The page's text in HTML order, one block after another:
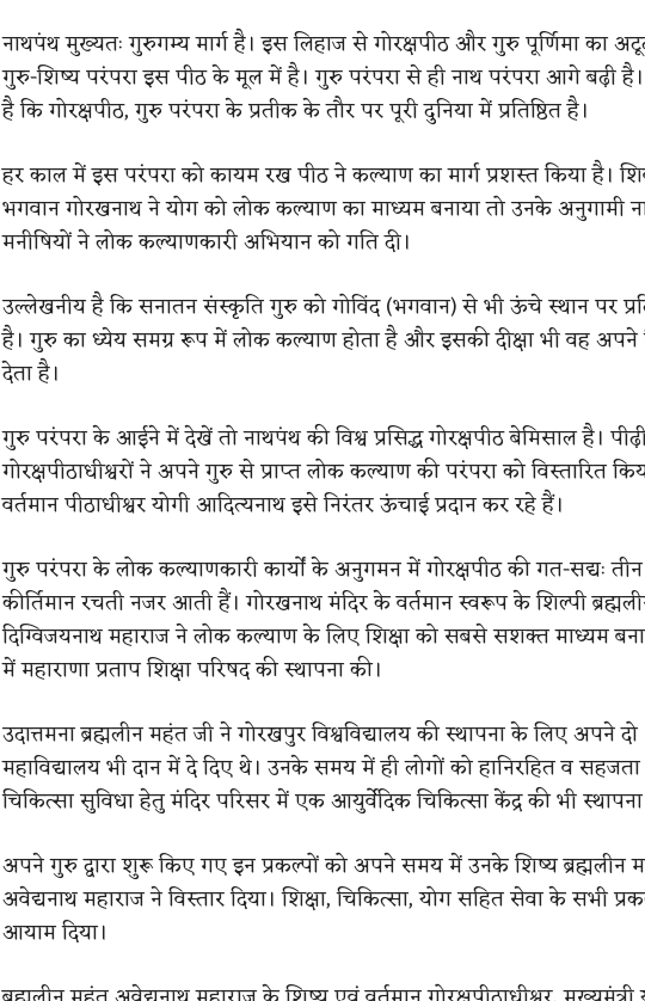
नाथपंथ मुख्यतः गुरुगम्य मार्ग है। इस लिहाज से गोरक्षपीठ और गुरु पूर्णिमा का
गुरु-शिष्य परंपरा इस पीठ के मूल में है। गुरु परंपरा से ही नाथ परंपरा आगे बढ़ी
है कि गोरक्षपीठ, गुरु परंपरा के प्रतीक के तौर पर पूरी दुनिया में प्रतिष्ठित है।
हर काल में इस परंपरा को कायम रख पीठ ने कल्याण का मार्ग प्रशस्त किया है।
भगवान गोरखनाथ ने योग को लोक कल्याण का माध्यम बनाया तो उनके अनुगामी
मनीषियों ने लोक कल्याणकारी अभियान को गति दी।
उल्लेखनीय है कि सनातन संस्कृति गुरु को गोविंद (भगवान) से भी ऊंचे स्थान पर
है। गुरु का ध्येय समग्र रूप में लोक कल्याण होता है और इसकी दीक्षा भी वह अपने
देता है।
गुरु परंपरा के आईने में देखें तो नाथपंथ की विश्व प्रसिद्ध गोरक्षपीठ बेमिसाल है।
गोरक्षपीठाधीश्वरों ने अपने गुरु से प्राप्त लोक कल्याण की परंपरा को विस्तारित
वर्तमान पीठाधीश्वर योगी आदित्यनाथ इसे निरंतर ऊंचाई प्रदान कर रहे हैं।
गुरु परंपरा के लोक कल्याणकारी कार्यों के अनुगमन में गोरक्षपीठ की गत-सद्यः तीन
कीर्तिमान रचती नजर आती हैं। गोरखनाथ मंदिर के वर्तमान स्वरूप के शिल्पी
दिग्विजयनाथ महाराज ने लोक कल्याण के लिए शिक्षा को सबसे सशक्त माध्यम
में महाराणा प्रताप शिक्षा परिषद की स्थापना की।
उदात्तमना ब्रह्मलीन महंत जी ने गोरखपुर विश्वविद्यालय की स्थापना के लिए अपने दो
महाविद्यालय भी दान में दे दिए थे। उनके समय में ही लोगों को हानिरहित व
चिकित्सा सुविधा हेतु मंदिर परिसर में एक आयुर्वेदिक चिकित्सा केंद्र की भी
अपने गुरु द्वारा शुरू किए गए इन प्रकल्पों को अपने समय में उनके शिष्य ब्रह्मलीन
अवेद्यनाथ महाराज ने विस्तार दिया। शिक्षा, चिकित्सा, योग सहित सेवा के सभी
आयाम दिया।